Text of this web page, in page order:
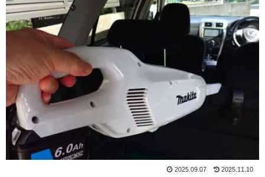
2025.09.07 2025.11.10